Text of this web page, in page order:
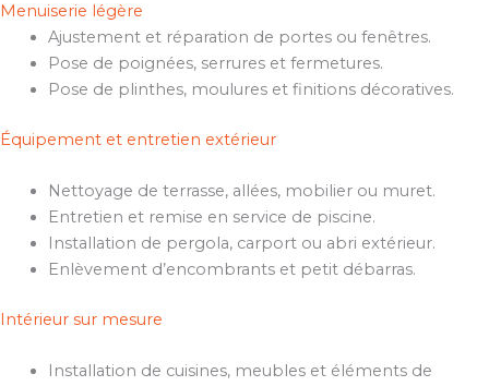
Menuiserie légère
Ajustement et réparation de portes ou fenêtres.
Pose de poignées, serrures et fermetures.
Pose de plinthes, moulures et finitions décoratives.
Équipement et entretien extérieur
Nettoyage de terrasse, allées, mobilier ou muret.
Entretien et remise en service de piscine.
Installation de pergola, carport ou abri extérieur.
Enlèvement d’encombrants et petit débarras.
Intérieur sur mesure
Installation de cuisines, meubles et éléments de